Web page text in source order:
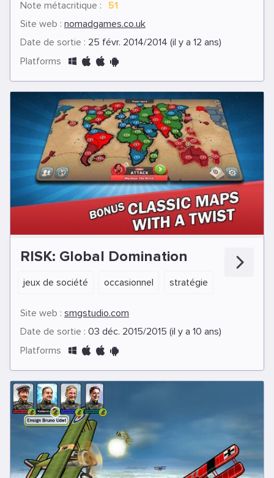
Note métacritique :
51
Site web : nomadgames.co.uk
Date de sortie : 25 févr. 2014/2014 (il y a 12 ans)
Platforms
RISK: Global Domination
jeux de société occasionnel stratégie
Site web : smgstudio.com
Date de sortie : 03 déc. 2015/2015 (il y a 10 ans)
Platforms